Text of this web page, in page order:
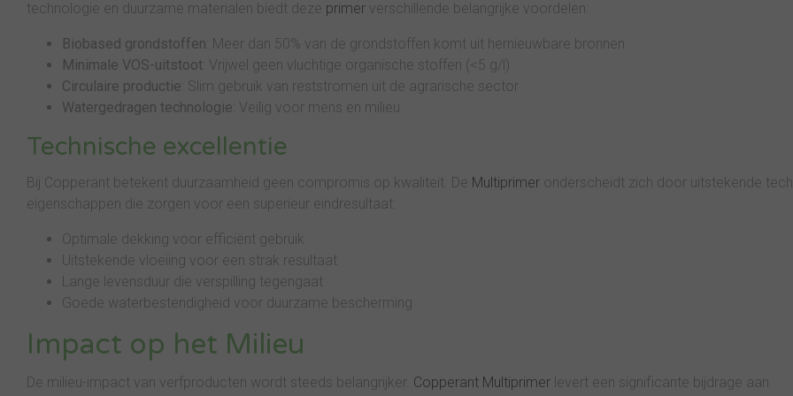
technologie en duurzame materialen biedt deze primer verschillende belangrijke voordelen:
Biobased grondstoffen : Meer dan 50% van de grondstoffen komt uit hernieuwbare bronnen
Minimale VOS-uitstoot : Vrijwel geen vluchtige organische stoffen (<5 g/l)
Circulaire productie : Slim gebruik van reststromen uit de agrarische sector
Watergedragen technologie : Veilig voor mens en milieu
Technische excellentie
Bij Copperant betekent duurzaamheid geen compromis op kwaliteit. De Multiprimer onderscheidt zich door uitstekende
eigenschappen die zorgen voor een superieur eindresultaat:
Optimale dekking voor efficiënt gebruik
Uitstekende vloeiing voor een strak resultaat
Lange levensduur die verspilling tegengaat
Goede waterbestendigheid voor duurzame bescherming
Impact op het Milieu
De milieu-impact van verfproducten wordt steeds belangrijker. Copperant Multiprimer levert een significante bijdrage aan